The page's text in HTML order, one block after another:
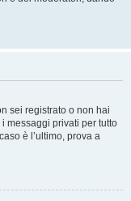
sei registrato o non hai
i messaggi privati per tutto
è l’ultimo, prova a